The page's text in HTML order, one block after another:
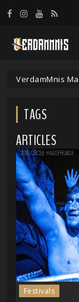
VerdamMnis
TAGS
ARTICLES
Festivals
Panneau de